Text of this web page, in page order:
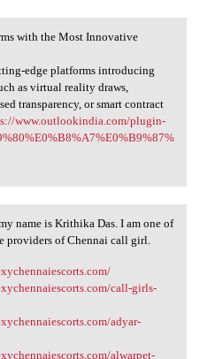
with the
with the Most Innovative
edge platforms introducing
as virtual reality draws,
transparency, or smart contract
www.outlookindia.com/plugin-
my name is
name is Krithika Das. I am one of
providers of Chennai call girl.
call-girls-
adyar-
alwarpet-